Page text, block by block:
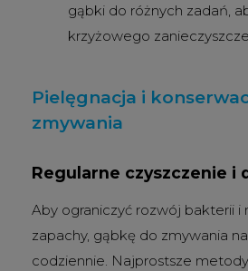
gąbki do różnych zadań,
krzyżowego
Pielęgnacja i
zmywania
Regularne czyszczenie i
Aby ograniczyć rozwój bakterii i
zapachy, gąbkę do zmywania
codziennie. Najprostsze